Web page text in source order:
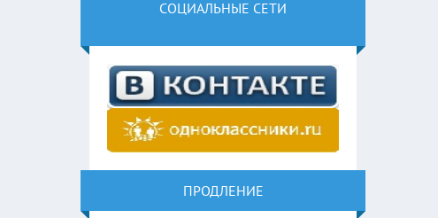
СОЦИАЛЬНЫЕ СЕТИ
ПРОДЛЕНИЕ